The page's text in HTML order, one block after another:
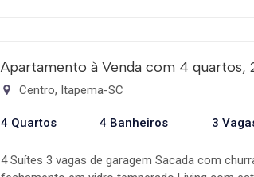
Apartamento à Venda com 4 quartos,
Centro, Itapema-SC
4 Quartos 4 Banheiros 3
4 Suítes 3 vagas de garagem Sacada com